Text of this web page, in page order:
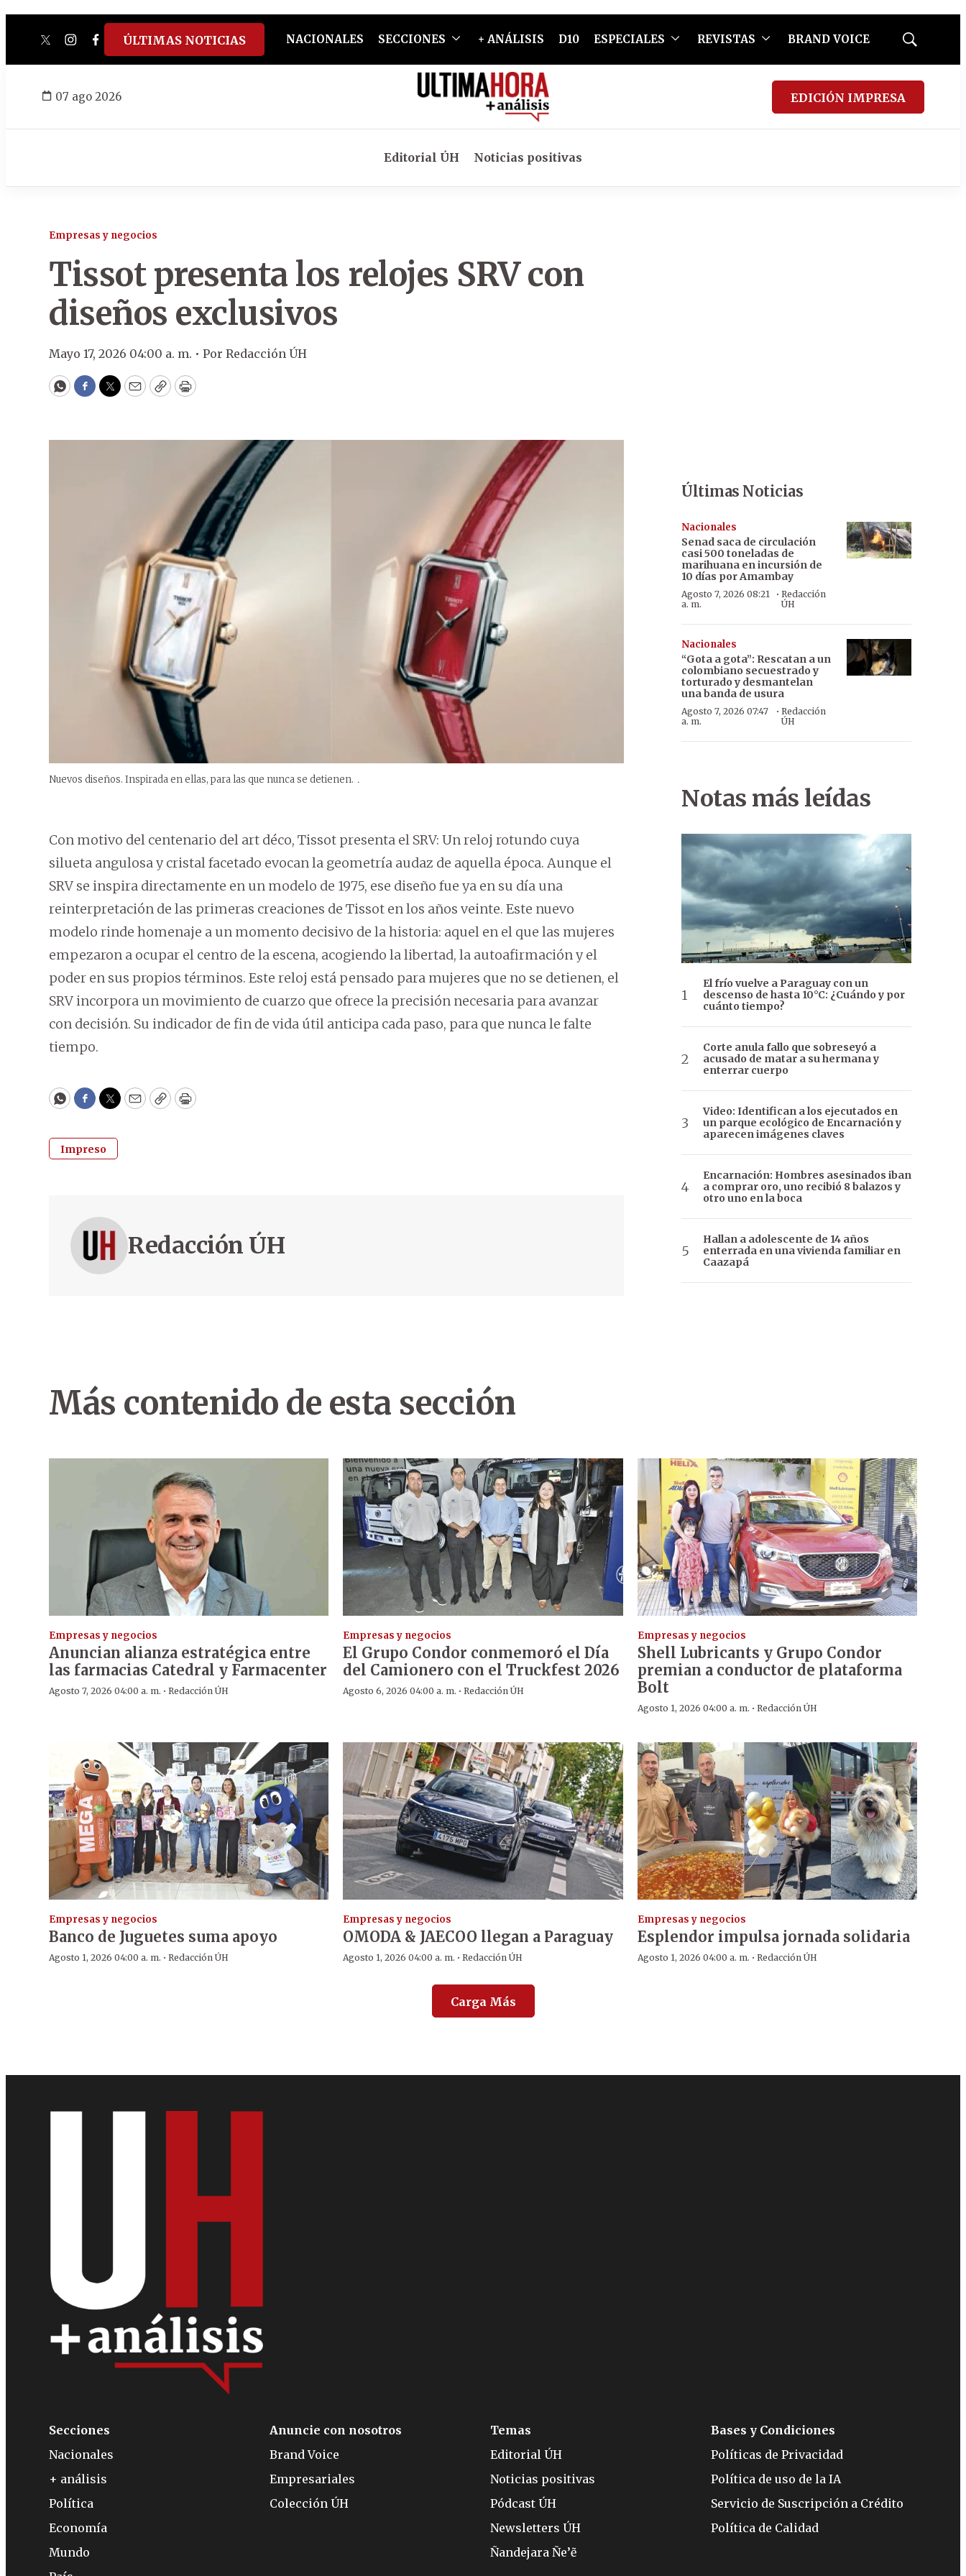
twitterinstagram
facebook
tiktokyoutube
spotify
ÚLTIMAS NOTICIAS NACIONALES SECCIONES + ANÁLISIS D10 ESPECIALES REVISTAS BRAND VOICE
Mostrar
07 ago 2026 EDICIÓN IMPRESA
Editorial ÚH Noticias positivas
Empresas y negocios
Tissot presenta los relojes SRV con
diseños exclusivos
Mayo 17, 2026 04:00 a. m. • Por Redacción ÚH
WhatsApp
Facebook
Twitter
EmailCopyPrint
Nuevos diseños. Inspirada en ellas, para las que nunca se detienen. .
Con motivo del centenario del art déco, Tissot presenta el SRV: Un reloj rotundo cuya
silueta angulosa y cristal facetado evocan la geometría audaz de aquella época. Aunque el
SRV se inspira directamente en un modelo de 1975, ese diseño fue ya en su día una
reinterpretación de las primeras creaciones de Tissot en los años veinte. Este nuevo
modelo rinde homenaje a un momento decisivo de la historia: aquel en el que las mujeres
empezaron a ocupar el centro de la escena, acogiendo la libertad, la autoafirmación y el
poder en sus propios términos. Este reloj está pensado para mujeres que no se detienen, el
SRV incorpora un movimiento de cuarzo que ofrece la precisión necesaria para avanzar
con decisión. Su indicador de fin de vida útil anticipa cada paso, para que nunca le falte
tiempo.
WhatsApp
Facebook
Twitter
EmailCopyPrint
Impreso
Redacción ÚH
Últimas Noticias
Nacionales
Senad saca de circulación
casi 500 toneladas de
marihuana en incursión de
10 días por Amambay
Agosto 7, 2026 08:21
a. m.
·Redacción
ÚH
Nacionales
“Gota a gota”: Rescatan a un
colombiano secuestrado y
torturado y desmantelan
una banda de usura
Agosto 7, 2026 07:47
a. m.
· Redacción
ÚH
Notas más leídas
El frío vuelve a Paraguay con un
descenso de hasta 10°C: ¿Cuándo y por
cuánto tiempo?
Corte anula fallo que sobreseyó a
acusado de matar a su hermana y
enterrar cuerpo
Video: Identifican a los ejecutados en
un parque ecológico de Encarnación y
aparecen imágenes claves
Encarnación: Hombres asesinados iban
a comprar oro, uno recibió 8 balazos y
otro uno en la boca
Hallan a adolescente de 14 años
enterrada en una vivienda familiar en
Caazapá
Más contenido de esta sección
Empresas y negocios
Anuncian alianza estratégica entre
las farmacias Catedral y Farmacenter
Agosto 7, 2026 04:00 a. m. · Redacción ÚH
Empresas y negocios
El Grupo Condor conmemoró el Día
del Camionero con el Truckfest 2026
Agosto 6, 2026 04:00 a. m. ·Redacción ÚH
Empresas y negocios
Shell Lubricants y Grupo Condor
premian a conductor de plataforma
Bolt
Agosto 1, 2026 04:00 a. m. · Redacción ÚH
Empresas y negocios
Banco de Juguetes suma apoyo
Agosto 1, 2026 04:00 a. m. · Redacción ÚH
Empresas y negocios
OMODA & JAECOO llegan a Paraguay
Agosto 1, 2026 04:00 a. m. ·Redacción ÚH
Empresas y negocios
Esplendor impulsa jornada solidaria
Agosto 1, 2026 04:00 a. m. · Redacción ÚH
Carga Más
Secciones
Nacionales
+ análisis
Política
Economía
Mundo
Anuncie con nosotros
Brand Voice
Empresariales
Colección ÚH
Temas
Editorial ÚH
Noticias positivas
Pódcast ÚH
Newsletters ÚH
Ñandejara Ñe’ẽ
Bases y Condiciones
Políticas de Privacidad
Política de uso de la IA
Servicio de Suscripción a Crédito
Política de Calidad